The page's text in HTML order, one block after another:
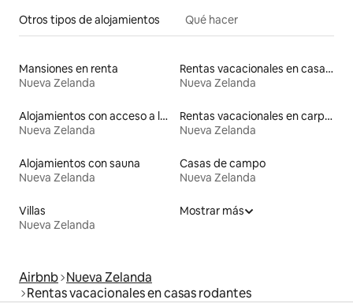
Otros tipos de alojamientos Qué hacer
Mansiones en renta
Nueva Zelanda
Rentas vacacionales en casas de huéspedes
Nueva Zelanda
Alojamientos con acceso a las pistas de esquí
Nueva Zelanda
Rentas vacacionales en carpas
Nueva Zelanda
Alojamientos con sauna
Nueva Zelanda
Casas de campo
Nueva Zelanda
Villas
Nueva Zelanda
Mostrar más
Airbnb Nueva Zelanda
Rentas vacacionales en casas rodantes